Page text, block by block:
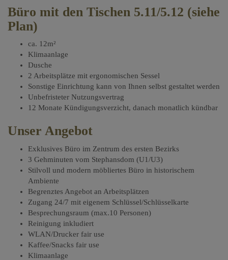
Büro mit den Tischen 5.11/5.12 (siehe
Plan)
ca. 12m²
Klimaanlage
Dusche
2 Arbeitsplätze mit ergonomischen Sessel
Sonstige Einrichtung kann von Ihnen selbst gestaltet werden
Unbefristeter Nutzungsvertrag
12 Monate Kündigungsverzicht, danach monatlich kündbar
Unser Angebot
Exklusives Büro im Zentrum des ersten Bezirks
3 Gehminuten vom Stephansdom (U1/U3)
Stilvoll und modern möbliertes Büro in historischem
Ambiente
Begrenztes Angebot an Arbeitsplätzen
Zugang 24/7 mit eigenem Schlüssel/Schlüsselkarte
Besprechungsraum (max.10 Personen)
Reinigung inkludiert
WLAN/Drucker fair use
Kaffee/Snacks fair use
Klimaanlage